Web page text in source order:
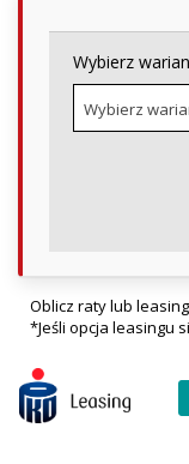
Wybierz
Wybierz
Oblicz raty lub
*Jeśli opcja leasingu